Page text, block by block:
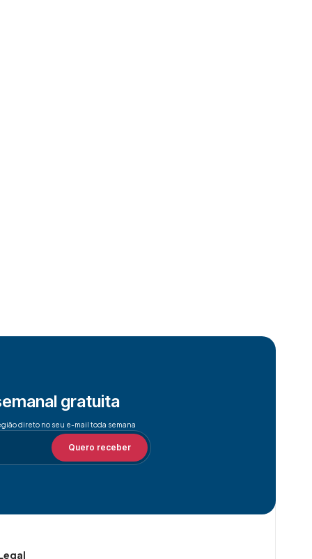
gratuita
direto no seu e-mail toda semana
Quero receber